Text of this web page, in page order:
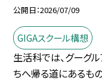
公開日 2026/07/09
GIGAスクール構想
生活科では、グーグ
ちへ帰る道にあるも